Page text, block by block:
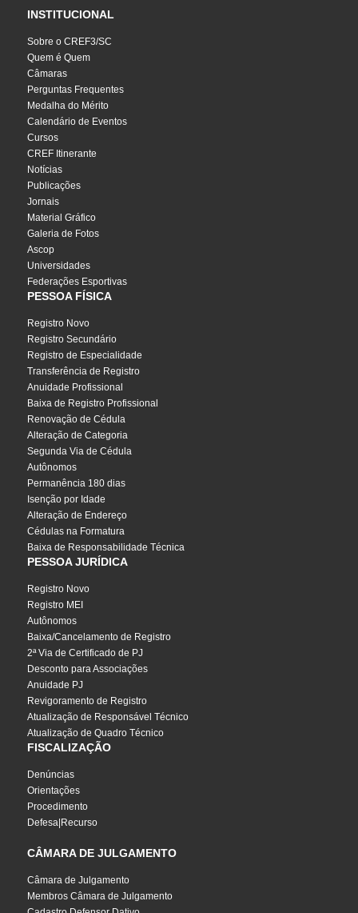
INSTITUCIONAL
Sobre o CREF3/SC
Quem é Quem
Câmaras
Perguntas Frequentes
Medalha do Mérito
Calendário de Eventos
Cursos
CREF Itinerante
Notícias
Publicações
Jornais
Material Gráfico
Galeria de Fotos
Ascop
Universidades
Federações Esportivas
PESSOA FÍSICA
Registro Novo
Registro Secundário
Registro de Especialidade
Transferência de Registro
Anuidade Profissional
Baixa de Registro Profissional
Renovação de Cédula
Alteração de Categoria
Segunda Via de Cédula
Autônomos
Permanência 180 dias
Isenção por Idade
Alteração de Endereço
Cédulas na Formatura
Baixa de Responsabilidade Técnica
PESSOA JURÍDICA
Registro Novo
Registro MEI
Autônomos
Baixa/Cancelamento de Registro
2ª Via de Certificado de PJ
Desconto para Associações
Anuidade PJ
Revigoramento de Registro
Atualização de Responsável Técnico
Atualização de Quadro Técnico
FISCALIZAÇÃO
Denúncias
Orientações
Procedimento
Defesa|Recurso
CÂMARA DE JULGAMENTO
Câmara de Julgamento
Membros Câmara de Julgamento